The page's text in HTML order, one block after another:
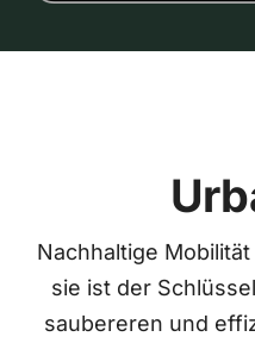
Nachhaltige
sie ist der
saubereren und